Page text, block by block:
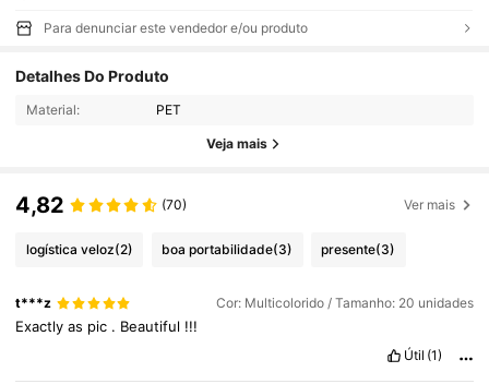
Para denunciar este vendedor e/ou produto
Detalhes Do Produto
Material: PET
Veja mais
4,82 (70) Ver mais
logística veloz(2) boa portabilidade(3) presente(3)
t***z Cor: Multicolorido / Tamanho: 20 unidades
Exactlyas pic . Beautiful !!!
Útil (1)